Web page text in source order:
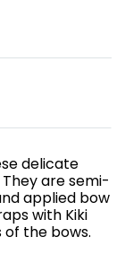
delicate
are semi-
applied bow
with Kiki
the bows.